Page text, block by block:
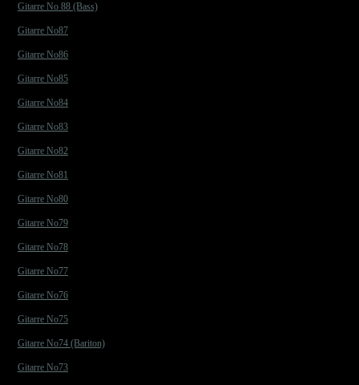
Gitarre No 88 (Bass)
Gitarre No87
Gitarre No86
Gitarre No85
Gitarre No84
Gitarre No83
Gitarre No82
Gitarre No81
Gitarre No80
Gitarre No79
Gitarre No78
Gitarre No77
Gitarre No76
Gitarre No75
Gitarre No74 (Bariton)
Gitarre No73